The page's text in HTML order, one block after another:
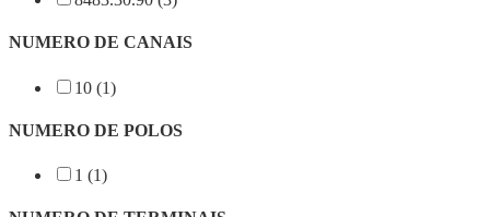
NUMERO DE CANAIS
10 (1)
NUMERO DE POLOS
1 (1)